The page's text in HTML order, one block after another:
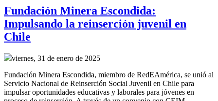
Fundación Minera Escondida:
Impulsando la reinserción juvenil en
Chile
viernes, 31 de enero de 2025
Fundación Minera Escondida, miembro de RedEAmérica, se unió al
Servicio Nacional de Reinserción Social Juvenil en Chile para
impulsar oportunidades educativas y laborales para jóvenes en